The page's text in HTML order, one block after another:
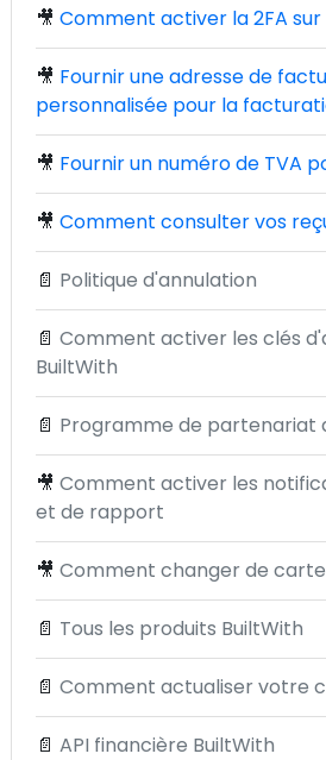
🎥 Comment activer la 2FA sur
🎥 Fournir une adresse de
personnalisée pour la
🎥 Fournir un numéro de TVA
🎥 Comment consulter vos
📄 Politique d'annulation
📄 Comment activer les clés
BuiltWith
📄 Programme de partenariat
🎥 Comment activer les
et de rapport
🎥 Comment changer de
📄 Tous les produits BuiltWith
📄 Comment actualiser votre
📄 API financière BuiltWith